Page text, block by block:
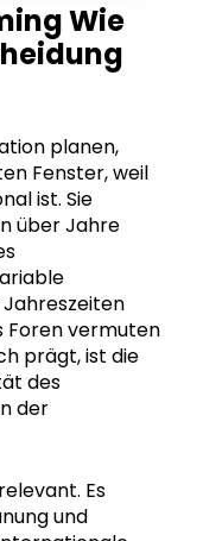
Wie
planen,
Fenster, weil
ist. Sie
über Jahre
Foren vermuten
prägt, ist die
des
der
Es
und